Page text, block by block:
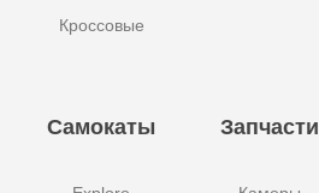
Кроссовые
Самокаты Запчасти